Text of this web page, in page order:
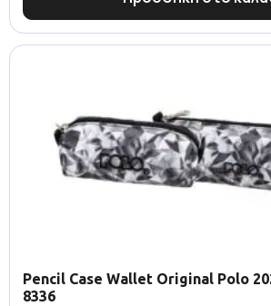
Pencil Case Wallet Original Polo
8336